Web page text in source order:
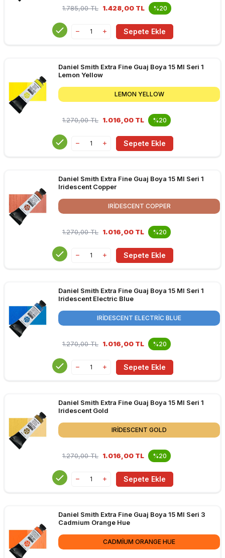
1.785,00TL 1.428,00 TL %20
Sepete Ekle
Daniel Smith Extra Fine Guaj Boya 15 Ml Seri 1
Lemon Yellow
LEMON YELLOW
1.270,00TL 1.016,00 TL %20
Sepete Ekle
Daniel Smith Extra Fine Guaj Boya 15 Ml Seri 1
Iridescent Copper
IRIDESCENT COPPER
1.270,00TL 1.016,00 TL %20
Sepete Ekle
Daniel Smith Extra Fine Guaj Boya 15 Ml Seri 1
Iridescent Electric Blue
IRIDESCENT ELECTRIC BLUE
1.270,00TL 1.016,00 TL %20
Sepete Ekle
Daniel Smith Extra Fine Guaj Boya 15 Ml Seri 1
Iridescent Gold
IRIDESCENT GOLD
1.270,00TL 1.016,00 TL %20
Sepete Ekle
Daniel Smith Extra Fine Guaj Boya 15 Ml Seri 3
Cadmium Orange Hue
CADMIUM ORANGE HUE